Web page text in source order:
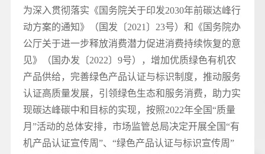
为深入贯彻落实《国务院关于印发2030年前碳达峰行
动方案的通知》（国发〔2021〕23号）和《国务院办
公厅关于进一步释放消费潜力促进消费持续恢复的意
见》（国办发〔2022〕9号），增加优质绿色有机农
产品供给，完善绿色产品认证与标识制度，推动服务
认证高质量发展，引领绿色生态和服务消费，助力实
现碳达峰碳中和目标的实现，按照2022年全国“质量
月”活动的总体安排，市场监管总局决定开展全国“有
机产品认证宣传周”、“绿色产品认证与标识宣传周”